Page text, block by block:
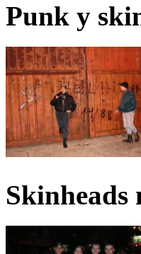
Punk y
Skinheads